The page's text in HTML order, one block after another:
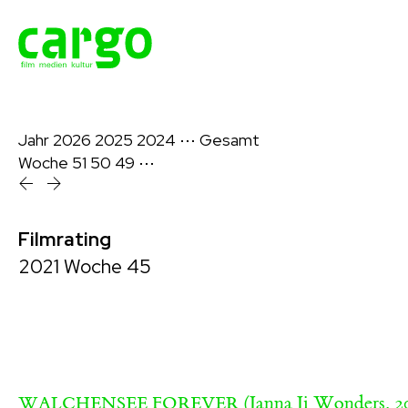
Jahr 2026 2025 2024 ⋯ Gesamt
Woche 51 50 49 ⋯
Filmrating
2021 Woche 45
WALCHENSEE FOREVER (Janna Ji Wonders,